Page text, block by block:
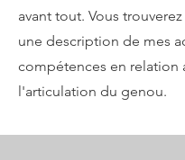
avant tout. Vous
une description de mes
compétences en relation
l'articulation du genou.